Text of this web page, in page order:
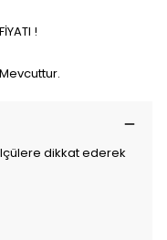
!
dikkat ederek